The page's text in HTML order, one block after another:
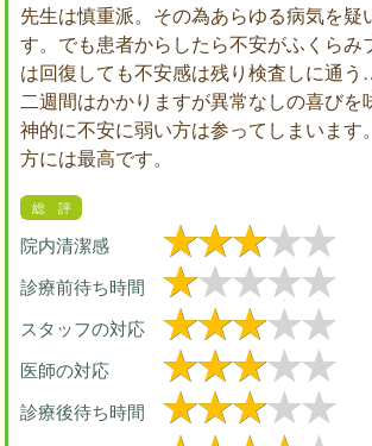
先生は慎重派。その為あらゆる病気を疑
す。でも患者からしたら不安がふくらみ
は回復しても不安感は残り検査しに通
二週間はかかりますが異常なしの喜びを
神的に不安に弱い方は参ってしまいます
方には最高です。
院内清潔感
診療前待ち時間
スタッフの対応
医師の対応
診療後待ち時間